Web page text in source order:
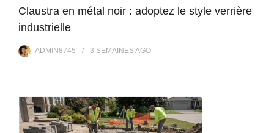
Claustra en métal noir : adoptez le style verrière
industrielle
ADMIN8745 3 SEMAINESAGO